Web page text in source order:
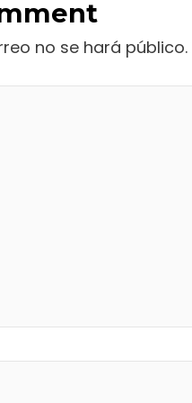
no se hará público.